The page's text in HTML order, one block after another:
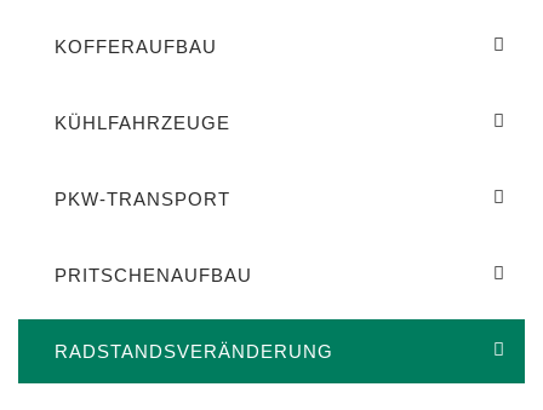
KOFFERAUFBAU
KÜHLFAHRZEUGE
PKW-TRANSPORT
PRITSCHENAUFBAU
RADSTANDSVERÄNDERUNG